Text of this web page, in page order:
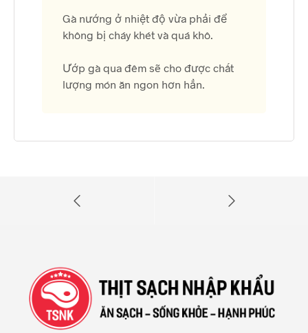
Gà nướng ở nhiệt độ vừa phải để
không bị cháy khét và quá khô.
Ướp gà qua đêm sẽ cho được chất
lượng món ăn ngon hơn hẳn.